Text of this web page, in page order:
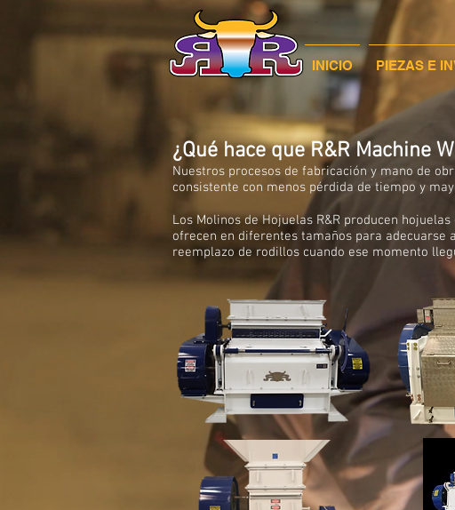
INICIO PIEZAS E
¿Qué hace que R&R Machine
Nuestros procesos de fabricación y mano de
consistente con menos pérdida de tiempo y
Los Molinos de Hojuelas R&R producen
ofrecen en diferentes tamaños para adecuarse
reemplazo de rodillos cuando ese momento